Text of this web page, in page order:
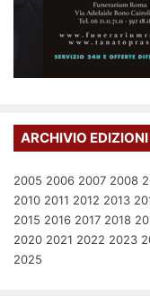
ARCHIVIO
2005 2006 2007 2008
2010 2011 2012 2013
2015 2016 2017 2018
2020 2021 2022 2023
2025